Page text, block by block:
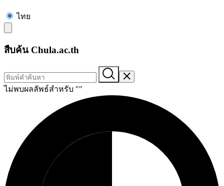
ไทย
สืบค้น Chula.ac.th
ไม่พบผลลัพธ์สำหรับ ""